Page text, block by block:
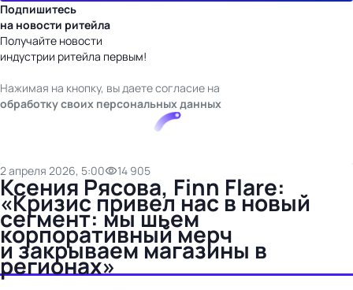
Подпишитесь
на новости ритейла
Получайте новости
индустрии ритейла первым!
Нажимая на кнопку, вы даете согласие на
обработку своих персональных данных
2 апреля 2026, 5:00 14 905
Ксения Рясова, Finn Flare:
«Кризис привел нас в новый
сегмент: мы шьем
корпоративный мерч
и закрываем магазины в
регионах»